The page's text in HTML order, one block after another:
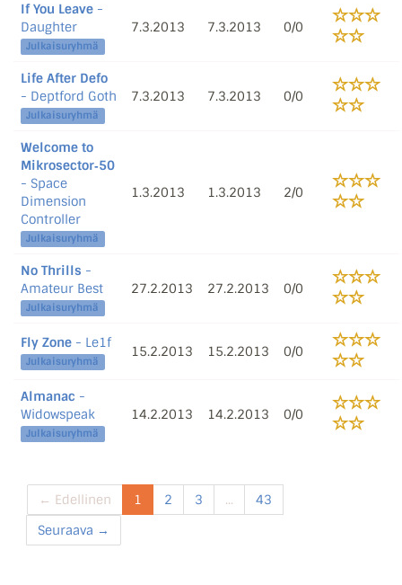
If You Leave -
Daughter
Julkaisuryhmä
7.3.2013 7.3.2013 0/0
Life After Defo
- Deptford Goth
Julkaisuryhmä
7.3.2013 7.3.2013 0/0
Welcome to
Mikrosector‐50
- Space
Dimension
Controller
Julkaisuryhmä
1.3.2013 1.3.2013 2/0
No Thrills -
Amateur Best
Julkaisuryhmä
27.2.2013 27.2.2013 0/0
Fly Zone - Le1f
Julkaisuryhmä
15.2.2013 15.2.2013 0/0
Almanac -
Widowspeak
Julkaisuryhmä
14.2.2013 14.2.2013 0/0
← Edellinen 1 2 3 ...
43
Seuraava →